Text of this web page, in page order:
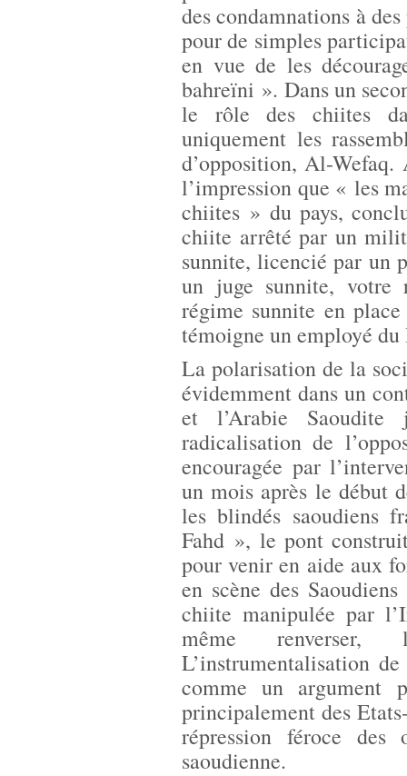
des condamnations à
pour de simples
en vue de les
bahreïni ». Dans un
le rôle des chiites
uniquement les
d’opposition, Al-
l’impression que « les
chiites » du pays,
chiite arrêté par un
sunnite, licencié par un
un juge sunnite, votre
régime sunnite en
témoigne un employé
La polarisation de la
évidemment dans un
et l’Arabie
radicalisation de
encouragée par
un mois après le début
les blindés saoudiens
Fahd », le pont
pour venir en aide aux
en scène des
chiite manipulée par
même
L’instrumentalisation
comme un argument
principalement des
répression féroce des
saoudienne.